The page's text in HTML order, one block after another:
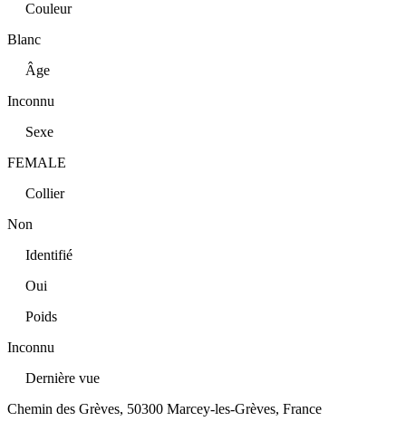
Couleur
Blanc
Âge
Inconnu
Sexe
FEMALE
Collier
Non
Identifié
Oui
Poids
Inconnu
Dernière vue
Chemin des Grèves, 50300 Marcey-les-Grèves, France